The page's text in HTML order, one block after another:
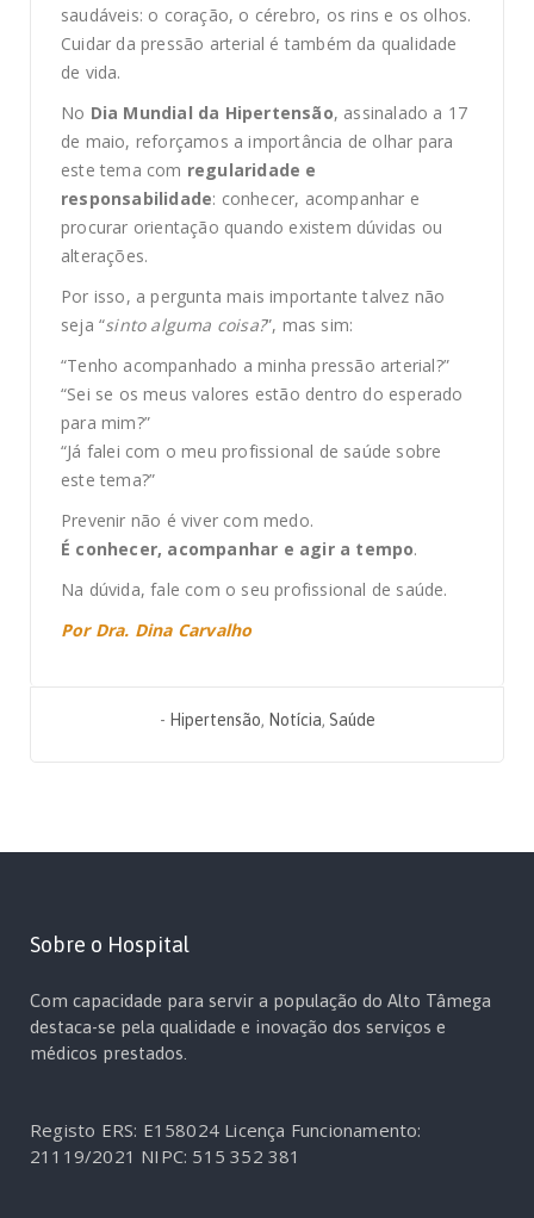
saudáveis: o coração, o cérebro, os rins e os olhos.
Cuidar da pressão arterial é também da qualidade
de vida.
No Dia Mundial da Hipertensão, assinalado a 17
de maio, reforçamos a importância de olhar para
este tema com regularidade e
responsabilidade: conhecer, acompanhar e
procurar orientação quando existem dúvidas ou
alterações.
Por isso, a pergunta mais importante talvez não
seja “sinto alguma coisa?”, mas sim:
“Tenho acompanhado a minha pressão arterial?”
“Sei se os meus valores estão dentro do esperado
para mim?”
“Já falei com o meu profissional de saúde sobre
este tema?”
Prevenir não é viver com medo.
É conhecer, acompanhar e agir a tempo.
Na dúvida, fale com o seu profissional de saúde.
Por Dra. Dina Carvalho
- Hipertensão, Notícia, Saúde
Sobre o Hospital
Com capacidade para servir a população do Alto Tâmega
destaca-se pela qualidade e inovação dos serviços e
médicos prestados.
Registo ERS: E158024 Licença Funcionamento:
21119/2021 NIPC: 515 352 381